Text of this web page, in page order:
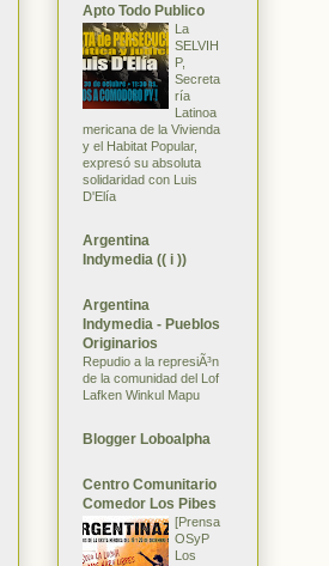
Apto Todo Publico
La
SELVIH
P,
Secreta
ría
Latinoa
mericana de la Vivienda
y el Habitat Popular,
expresó su absoluta
solidaridad con Luis
D'Elía
Argentina
Indymedia (( i ))
Argentina
Indymedia - Pueblos
Originarios
Repudio a la represiÃ³n
de la comunidad del Lof
Lafken Winkul Mapu
Blogger Loboalpha
Centro Comunitario
Comedor Los Pibes
[Prensa
OSyP
Los